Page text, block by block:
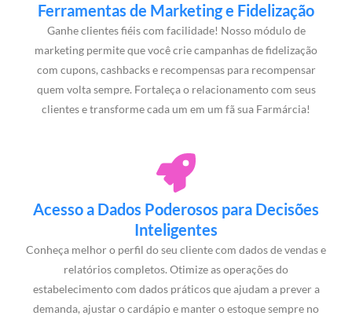
Ferramentas de Marketing e Fidelização
Ganhe clientes fiéis com facilidade! Nosso módulo de
marketing permite que você crie campanhas de fidelização
com cupons, cashbacks e recompensas para recompensar
quem volta sempre. Fortaleça o relacionamento com seus
clientes e transforme cada um em um fã sua Farmárcia!
Acesso a Dados Poderosos para Decisões
Inteligentes
Conheça melhor o perfil do seu cliente com dados de vendas e
relatórios completos. Otimize as operações do
estabelecimento com dados práticos que ajudam a prever a
demanda, ajustar o cardápio e manter o estoque sempre no